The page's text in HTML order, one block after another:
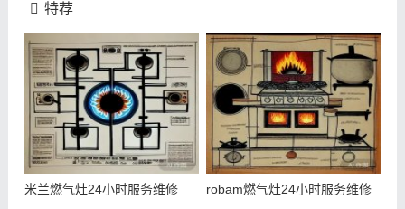
特荐
米兰燃气灶24小时服务维修 robam燃气灶24小时服务维修